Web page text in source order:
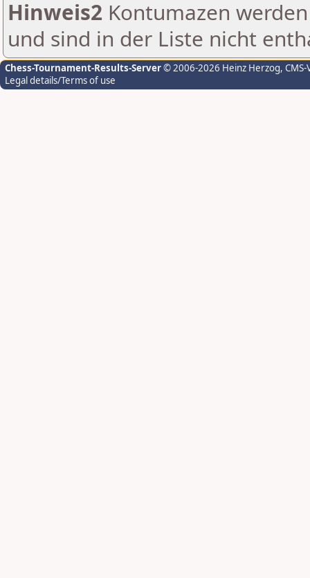
Hinweis2 Kontumazen
und sind in der Liste nicht
Chess-Tournament-Results-Server© 2006-2026 Heinz Herzog,
Legal details/Terms of use